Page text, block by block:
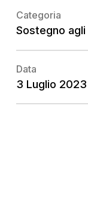
Categoria
Sostegno
Data
3 Luglio